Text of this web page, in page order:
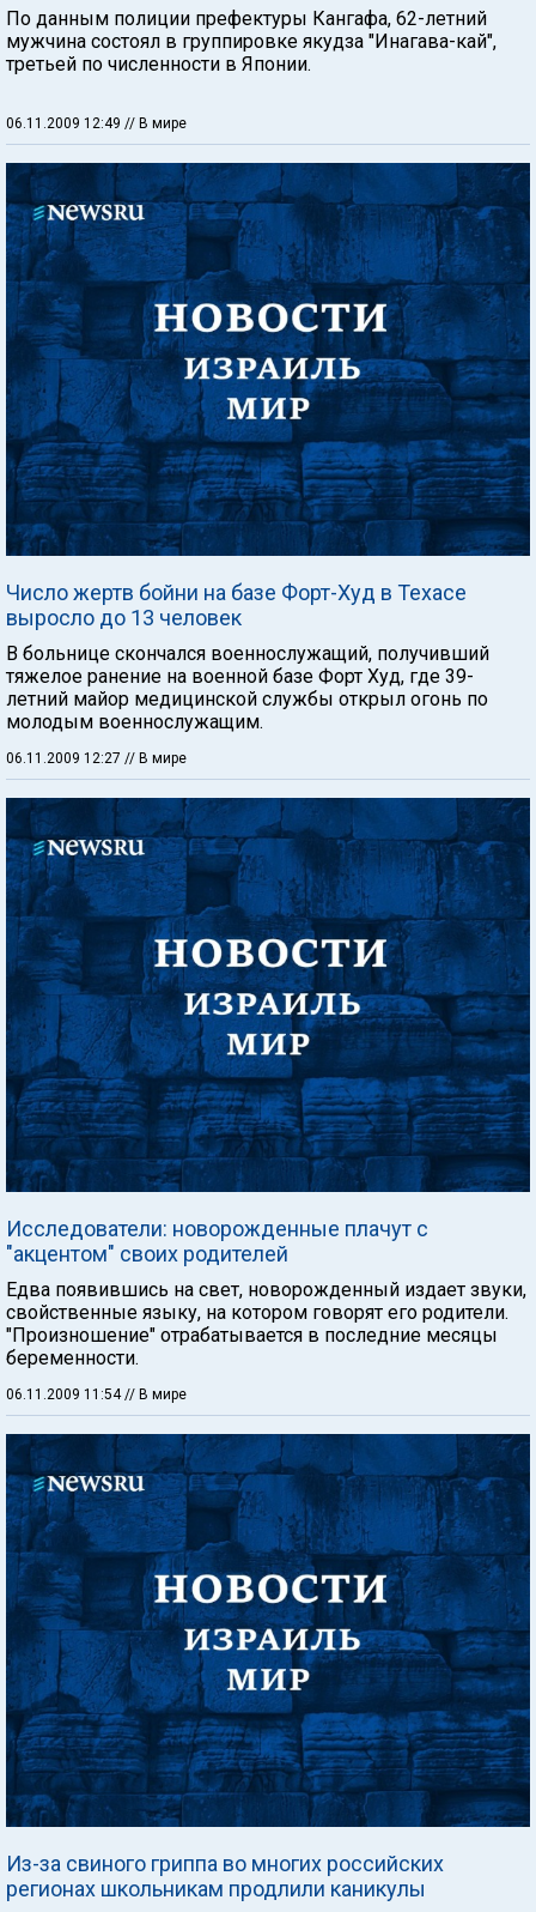
По данным полиции префектуры Кангафа, 62-летний
мужчина состоял в группировке якудза "Инагава-кай",
третьей по численности в Японии.
06.11.2009 12:49 // В мире
Число жертв бойни на базе Форт-Худ в Техасе
выросло до 13 человек
В больнице скончался военнослужащий, получивший
тяжелое ранение на военной базе Форт Худ, где 39-
летний майор медицинской службы открыл огонь по
молодым военнослужащим.
06.11.2009 12:27 // В мире
Исследователи: новорожденные плачут с
"акцентом" своих родителей
Едва появившись на свет, новорожденный издает звуки,
свойственные языку, на котором говорят его родители.
"Произношение" отрабатывается в последние месяцы
беременности.
06.11.2009 11:54 // В мире
Из-за свиного гриппа во многих российских
регионах школьникам продлили каникулы